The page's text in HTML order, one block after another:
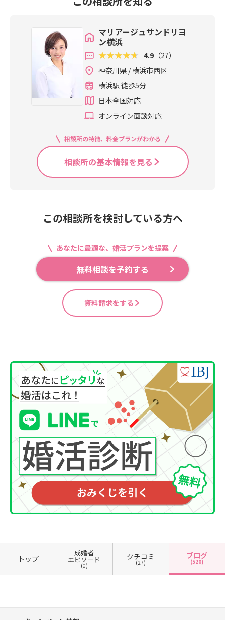
マリアージュサンドリヨ
ン横浜
4.9 （27）
神奈川県 / 横浜市西区
横浜駅 徒歩5分
日本全国対応
オンライン面談対応
相談所の特徴、料金プランがわかる
相談所の基本情報を見る
この相談所を検討している方へ
あなたに最適な、婚活プランを提案
無料相談を予約する
資料請求をする
トップ
成婚者
エピソード
(0)
クチコミ
(27)
ブログ
(520)